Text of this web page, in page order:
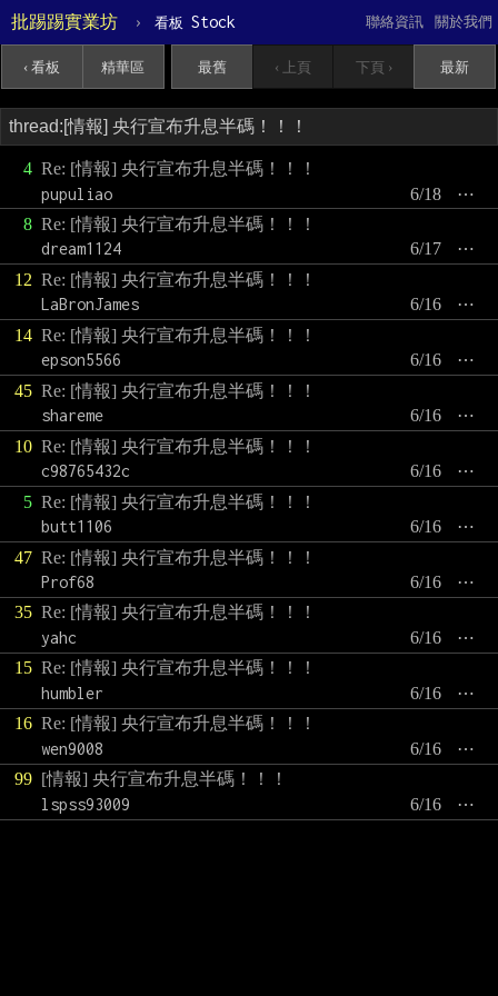
批踢踢實業坊 › 看板 Stock 關於我們
聯絡資訊
‹ 看板 精華區 最舊 ‹ 上頁 下頁 › 最新
4 Re: [情報] 央行宣布升息半碼！！！
pupuliao
⋯
6/18
8 Re: [情報] 央行宣布升息半碼！！！
dream1124
⋯
6/17
12 Re: [情報] 央行宣布升息半碼！！！
LaBronJames
⋯
6/16
14 Re: [情報] 央行宣布升息半碼！！！
epson5566
⋯
6/16
45 Re: [情報] 央行宣布升息半碼！！！
shareme
⋯
6/16
10 Re: [情報] 央行宣布升息半碼！！！
c98765432c
⋯
6/16
5 Re: [情報] 央行宣布升息半碼！！！
butt1106
⋯
6/16
47 Re: [情報] 央行宣布升息半碼！！！
Prof68
⋯
6/16
35 Re: [情報] 央行宣布升息半碼！！！
yahc
⋯
6/16
15 Re: [情報] 央行宣布升息半碼！！！
humbler
⋯
6/16
16 Re: [情報] 央行宣布升息半碼！！！
wen9008
⋯
6/16
99 [情報] 央行宣布升息半碼！！！
lspss93009
⋯
6/16